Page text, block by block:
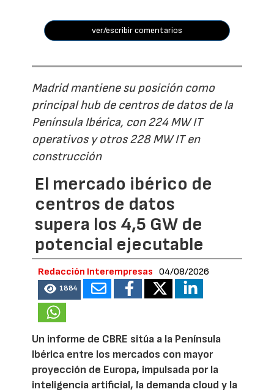
ver/escribir comentarios
Madrid mantiene su posición como
principal hub de centros de datos de la
Península Ibérica, con 224 MW IT
operativos y otros 228 MW IT en
construcción
El mercado ibérico de
centros de datos
supera los 4,5 GW de
potencial ejecutable
Redacción Interempresas 04/08/2026
1884
Un informe de CBRE sitúa a la Península
Ibérica entre los mercados con mayor
proyección de Europa, impulsada por la
inteligencia artificial, la demanda cloud y la